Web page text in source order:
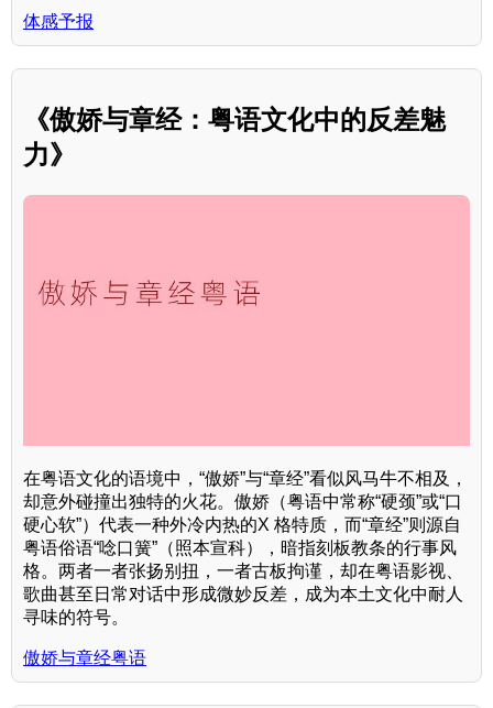
体感予报
《傲娇与章经：粤语文化中的反差魅
力》
在粤语文化的语境中，“傲娇”与“章经”看似风马牛不相及，
却意外碰撞出独特的火花。傲娇（粤语中常称“硬颈”或“口
硬心软”）代表一种外冷内热的X 格特质，而“章经”则源自
粤语俗语“唸口簧”（照本宣科），暗指刻板教条的行事风
格。两者一者张扬别扭，一者古板拘谨，却在粤语影视、
歌曲甚至日常对话中形成微妙反差，成为本土文化中耐人
寻味的符号。
傲娇与章经粤语